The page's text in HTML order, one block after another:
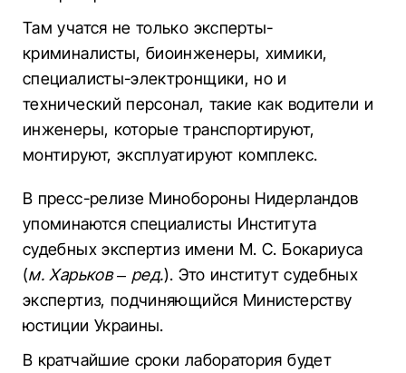
Там учатся не только эксперты-
криминалисты, биоинженеры, химики,
специалисты-электронщики, но и
технический персонал, такие как водители и
инженеры, которые транспортируют,
монтируют, эксплуатируют комплекс.
В пресс-релизе Минобороны Нидерландов
упоминаются специалисты Института
судебных экспертиз имени М. С. Бокариуса
(м. Харьков – ред.). Это институт судебных
экспертиз, подчиняющийся Министерству
юстиции Украины.
В кратчайшие сроки лаборатория будет